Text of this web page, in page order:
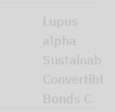
Lupus
alpha
Sustainable
Convertible
Bonds C